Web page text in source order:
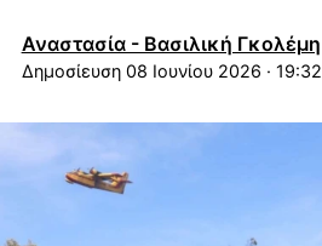
Αναστασία - Βασιλική Γκολέμη
08 Ιουνίου 2026 · 19:32